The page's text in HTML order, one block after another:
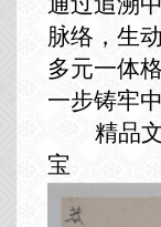
脉络，生
多元一体
一步铸牢
精品
宝